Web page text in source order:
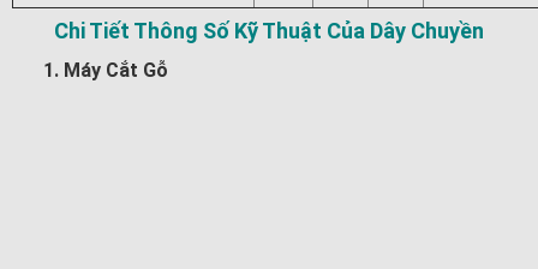
Chi Tiết Thông Số Kỹ Thuật Của Dây Chuyền
1. Máy Cắt Gỗ